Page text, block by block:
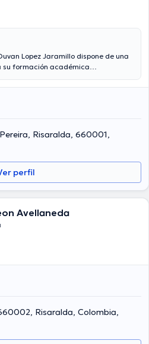
Lopez Jaramillo dispone de una
su formación académica
años de experiencia laboral en su
médicas. Jose Duvan Lopez
conferencias con miras a
su campo de especialización y ha
destacar que, el Dr. puede
Risaralda, 660001,
perfil
Avellaneda
Risaralda, Colombia,